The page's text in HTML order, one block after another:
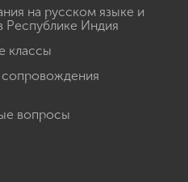
на русском языке и
Республике Индия
классы
сопровождения
вопросы